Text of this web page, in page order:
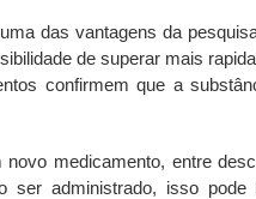
das vantagens da
de superar mais
confirmem que a
novo medicamento, entre
ser administrado, isso